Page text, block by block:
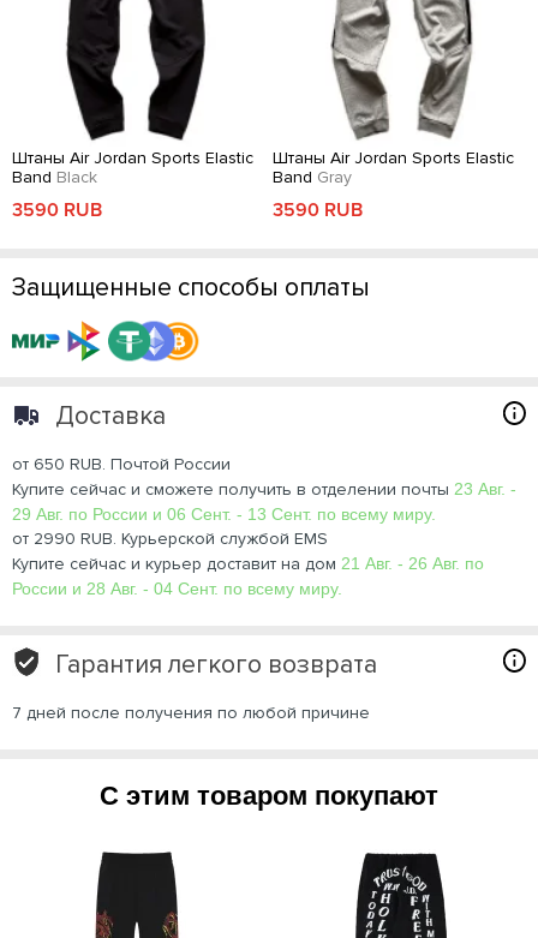
Штаны Air Jordan Sports Elastic
Band Black
3590 RUB
Штаны Air Jordan Sports Elastic
Band Gray
3590 RUB
Защищенные способы оплаты
Доставка
от 650 RUB. Почтой России
Купите сейчас и сможете получить в отделении почты 23 Авг. -
29 Авг. по России и 06 Сент. - 13 Сент. по всему миру.
от 2990 RUB. Курьерской службой EMS
Купите сейчас и курьер доставит на дом 21 Авг. - 26 Авг. по
России и 28 Авг. - 04 Сент. по всему миру.
Гарантия легкого возврата
7 дней после получения по любой причине
С этим товаром покупают